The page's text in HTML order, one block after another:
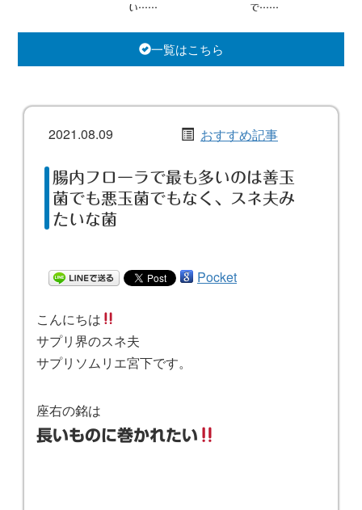
い……
で……
一覧はこちら
2021.08.09 おすすめ記事
腸内フローラで最も多いのは善玉
菌でも悪玉菌でもなく、スネ夫み
たいな菌
Pocket
こんにちは
サプリ界のスネ夫
サプリソムリエ宮下です。
座右の銘は
長いものに巻かれたい